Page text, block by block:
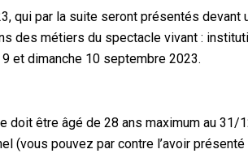
qui par la suite seront présentés devant
des métiers du spectacle vivant :
et dimanche 10 septembre 2023.
doit être âgé de 28 ans maximum au 31/
(vous pouvez par contre l’avoir